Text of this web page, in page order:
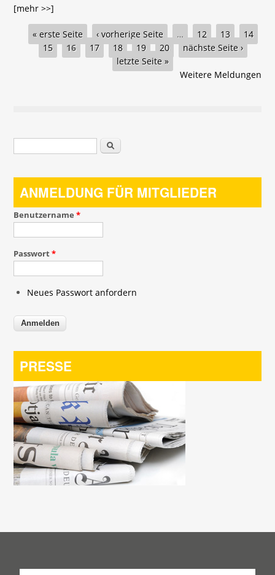
[mehr >>]
Seiten
« erste Seite ‹ vorherige Seite … 12 13
14
15
16 17 18 19 20
nächste Seite ›
letzte Seite »
Weitere Meldungen
Suchformular Suche
ANMELDUNG FÜR MITGLIEDER
Benutzername*
Passwort*
Neues Passwort anfordern
PRESSE